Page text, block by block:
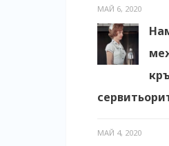
МАЙ 6, 2020
МАЙ 4, 2020